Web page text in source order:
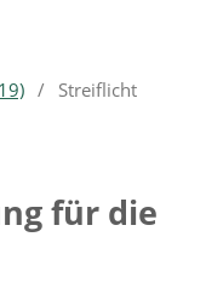
/ Streiflicht
für die